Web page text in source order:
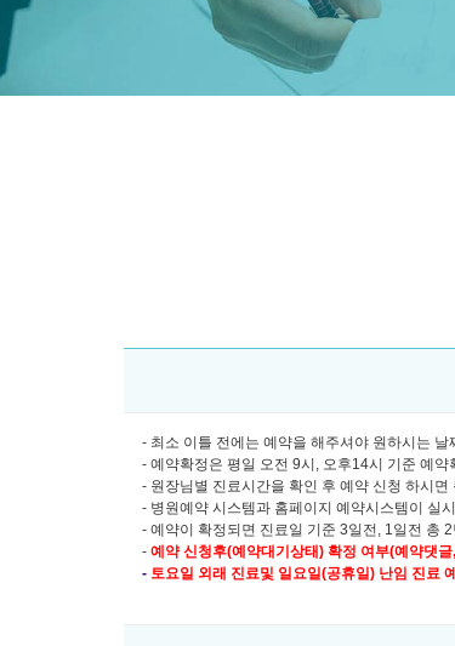
- 최소 이틀 전에는 예약을 해주셔야 원하시는
- 예약확정은 평일 오전 9시, 오후14시 기준 예
- 원장님별 진료시간을 확인 후 예약 신청 하시
- 병원예약 시스템과 홈페이지 예약시스템이 실
- 예약이 확정되면 진료일 기준 3일전, 1일전 총
- 예약 신청후(예약대기상태) 확정 여부(예약댓
- 토요일 외래 진료및 일요일(공휴일) 난임 진료